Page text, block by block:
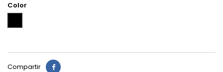
Color
Compartir